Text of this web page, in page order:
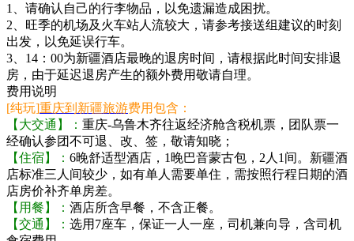
1、请确认自己的行李物品，以免遗漏造成困扰。
2、旺季的机场及火车站人流较大，请参考接送组建议的时刻
出发，以免延误行车。
3、14：00为新疆酒店最晚的退房时间，请根据此时间安排退
房，由于延迟退房产生的额外费用敬请自理。
费用说明
[纯玩]重庆到新疆旅游费用包含：
【大交通】： 重庆-乌鲁木齐往返经济舱含税机票，团队票一
经确认参团不可退、改、签，敬请知晓；
【住宿】： 6晚舒适型酒店，1晚巴音蒙古包，2人1间。新疆酒
店标准三人间较少，如有单人需要单住，需按照行程日期的酒
店房价补齐单房差。
【用餐】： 酒店所含早餐，不含正餐。
【交通】： 选用7座车，保证一人一座，司机兼向导，含司机